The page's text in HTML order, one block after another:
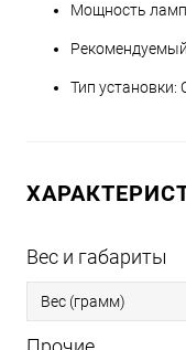
Мощность
Тип установки:
Вес и габариты
Вес (грамм)